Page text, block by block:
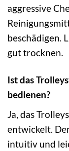
aggressive
beschädigen.
gut trocknen.
Ist das
bedienen?
Ja, das
entwickelt.
intuitiv und